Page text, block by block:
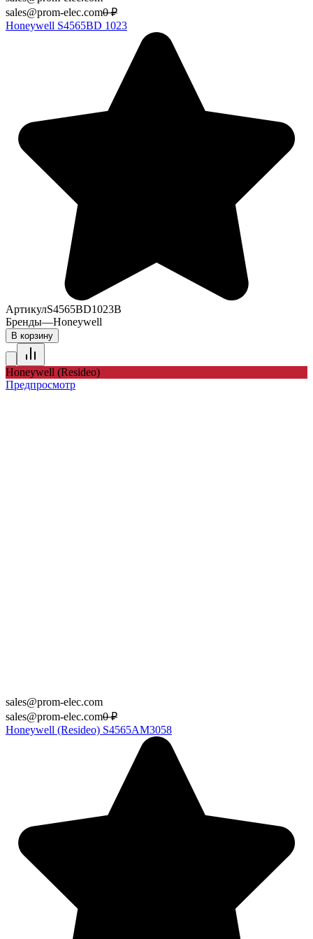
sales@prom-elec.com0 ₽
Honeywell S4565BD 1023
АртикулS4565BD1023B
Бренды—Honeywell
В корзину
Honeywell (Resideo)
Предпросмотр
sales@prom-elec.com
sales@prom-elec.com0 ₽
Honeywell (Resideo) S4565AM3058